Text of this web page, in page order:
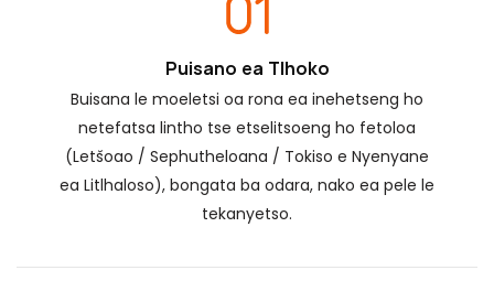
Puisano ea Tlhoko
Buisana le moeletsi oa rona ea inehetseng ho
netefatsa lintho tse etselitsoeng ho fetoloa
(Letšoao / Sephutheloana / Tokiso e Nyenyane
ea Litlhaloso), bongata ba odara, nako ea pele le
tekanyetso.